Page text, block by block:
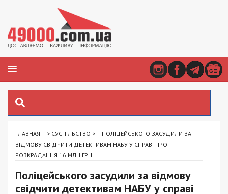
ГЛАВНАЯ > СУСПІЛЬСТВО >
ПОЛІЦЕЙСЬКОГО ЗАСУДИЛИ ЗА
ВІДМОВУ СВІДЧИТИ ДЕТЕКТИВАМ НАБУ У СПРАВІ ПРО
РОЗКРАДАННЯ 16 МЛН ГРН
Поліцейського засудили за відмову
свідчити детективам НАБУ у справі